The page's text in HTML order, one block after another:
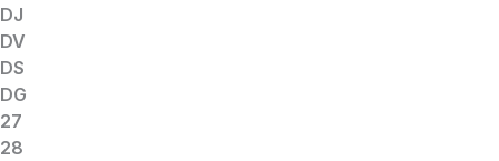
DJ
DV
DS
DG
27
28